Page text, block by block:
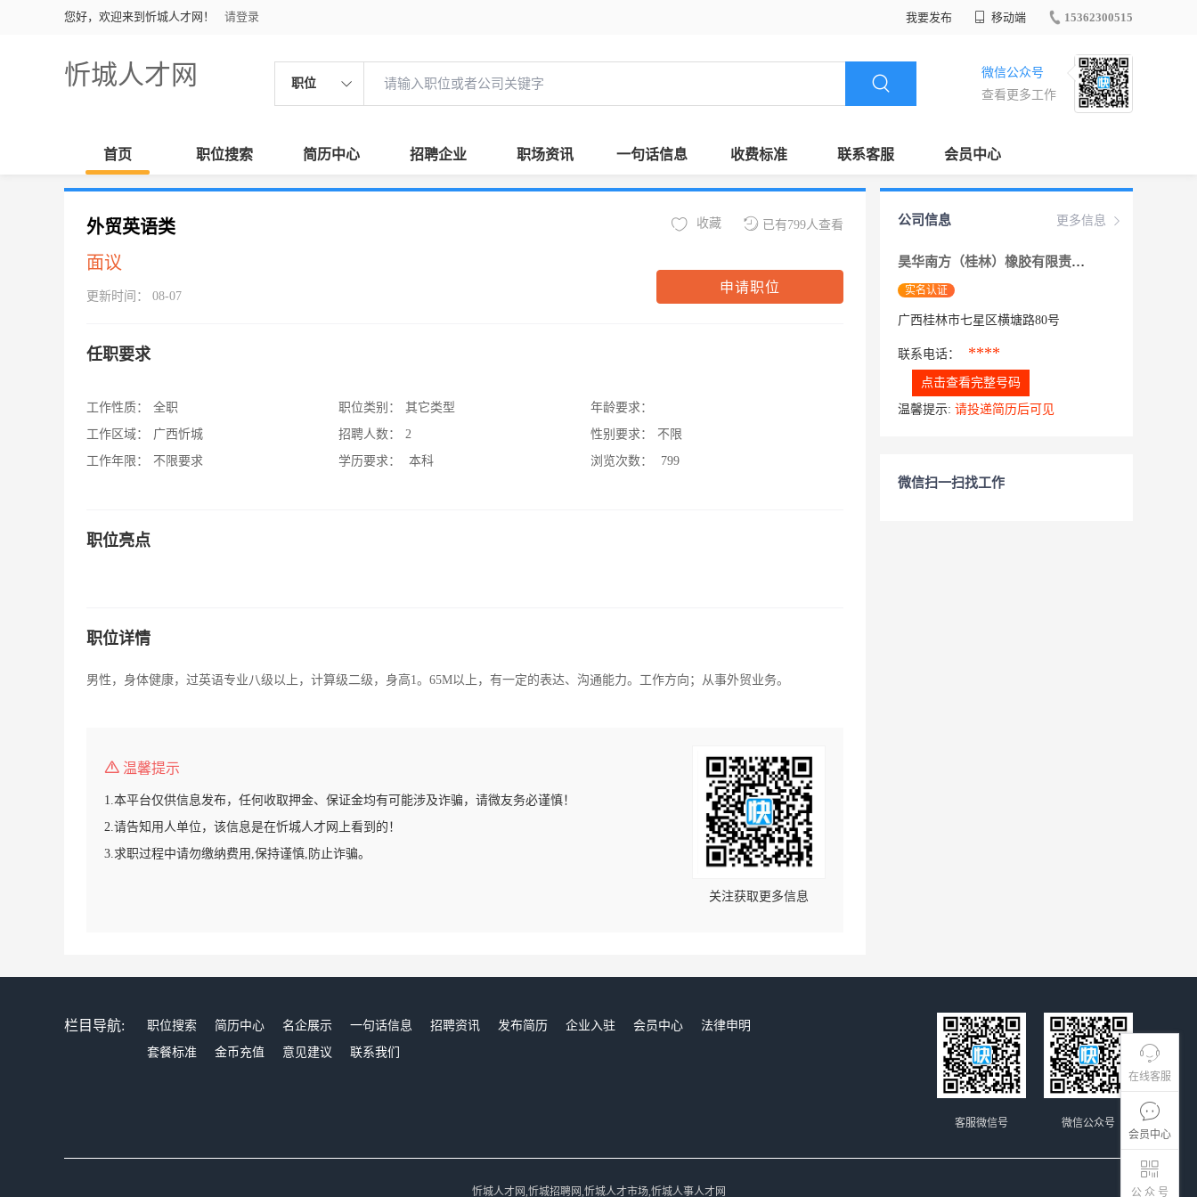
您好，欢迎来到忻城人才网！ 请登录 我要发布 移动端 15362300515
忻城人才网 职位
微信公众号
查看更多工作
首页 职位搜索 简历中心 招聘企业 职场资讯 一句话信息 收费标准 联系客服 会员中心
在线客服
会员中心
公 众 号
外贸英语类
面议
更新时间： 08-07
已有799人查看
收藏
申请职位
任职要求
工作性质：
全职
工作区域：
广西忻城
工作年限：
不限要求
职位类别：
其它类型
招聘人数：
2
学历要求：
本科
年龄要求：
性别要求：
不限
浏览次数：
799
职位亮点
职位详情
男性，身体健康，过英语专业八级以上，计算级二级，身高1。65M以上，有一定的表达、沟通能力。工作方向；从事外贸业务。
温馨提示
1.本平台仅供信息发布，任何收取押金、保证金均有可能涉及诈骗，请微友务必谨慎！
2.请告知用人单位，该信息是在忻城人才网上看到的！
3.求职过程中请勿缴纳费用,保持谨慎,防止诈骗。
关注获取更多信息
更多信息
公司信息
昊华南方（桂林）橡胶有限责任公司
实名认证
广西桂林市七星区横塘路80号
联系电话： ****
点击查看完整号码
温馨提示: 请投递简历后可见
微信扫一扫找工作
栏目导航: 职位搜索 简历中心 名企展示 一句话信息 招聘资讯 发布简历 企业入驻 会员中心
法律申明
套餐标准
金币充值 意见建议 联系我们
微信公众号
客服微信号
忻城人才网,忻城招聘网,忻城人才市场,忻城人事人才网